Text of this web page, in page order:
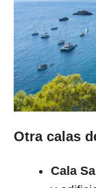
Otra calas
Cala